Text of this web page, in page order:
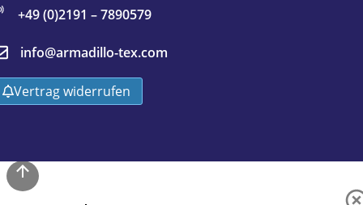
+49 (0)2191 – 7890579
info@armadillo-tex.com
Vertrag widerrufen